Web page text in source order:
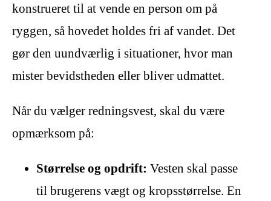
konstrueret til at vende en person om på
ryggen, så hovedet holdes fri af vandet. Det
gør den uundværlig i situationer, hvor man
mister bevidstheden eller bliver udmattet.
Når du vælger redningsvest, skal du være
opmærksom på:
Størrelse og opdrift: Vesten skal passe
til brugerens vægt og kropsstørrelse. En